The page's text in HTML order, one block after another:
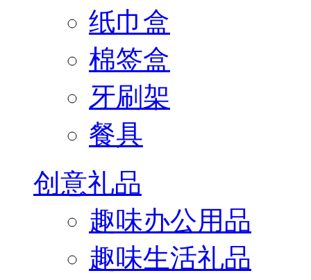
纸巾盒
棉签盒
牙刷架
餐具
创意礼品
趣味办公用品
趣味生活礼品